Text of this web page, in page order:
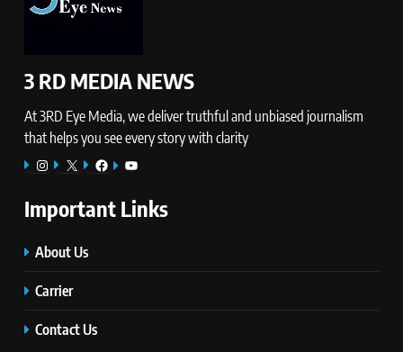
3 RD MEDIA NEWS
At 3RD Eye Media, we deliver truthful and unbiased journalism
that helps you see every story with clarity
Instagram
X Facebook
YouTube
Important Links
About Us
Carrier
Contact Us